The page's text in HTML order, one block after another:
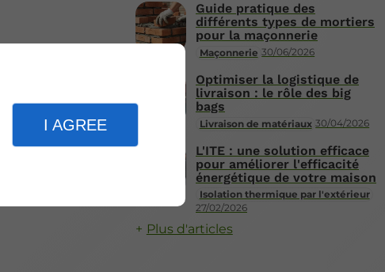
I AGREE
Maçonnerie 30/06/2026
Guide pratique des
différents types de mortiers
pour la maçonnerie
Livraison de matériaux 30/04/2026
Optimiser la logistique de
livraison : le rôle des big
bags
Isolation thermique par l'extérieur
27/02/2026
L'ITE : une solution efficace
pour améliorer l'efficacité
énergétique de votre maison
Plus d'articles